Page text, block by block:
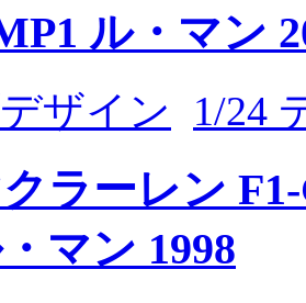
ル・マン
ザイン 1/24
ラーレン
マン 1998